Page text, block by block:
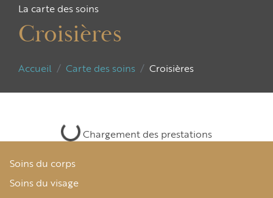
La carte des soins
Croisières
Accueil Carte des soins Croisières
Chargement des prestations
Soins du corps
Soins du visage